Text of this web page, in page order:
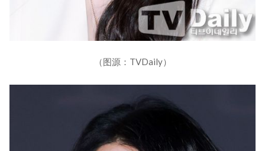
（图源：TVDaily）